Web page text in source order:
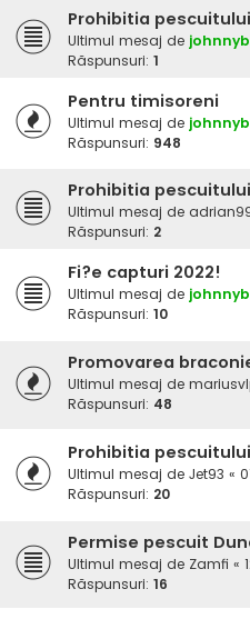
Prohibitia
Ultimul mesaj de
Răspunsuri: 1
Pentru timisoreni
Ultimul mesaj de
Răspunsuri: 948
Prohibitia
Ultimul mesaj de
Răspunsuri: 2
Fi?e capturi 2022!
Ultimul mesaj de
Răspunsuri: 10
Promovarea
Ultimul mesaj de
Răspunsuri: 48
Prohibitia
Ultimul mesaj de Jet93 «
Răspunsuri: 20
Permise pescuit
Ultimul mesaj de Zamfi «
Răspunsuri: 16